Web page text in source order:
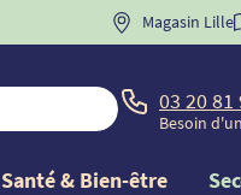
BIENVENUE" pour
Magasin Lille
03 20 81
Besoin
Santé & Bien-être